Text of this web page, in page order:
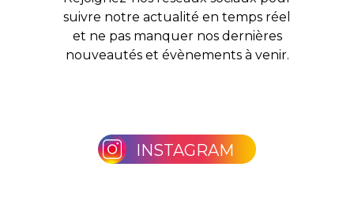
suivre notre actualité en temps réel
et ne pas manquer nos dernières
nouveautés et évènements à venir.
INSTAGRAM